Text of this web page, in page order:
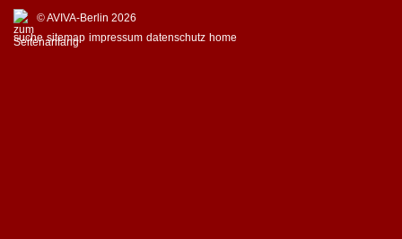
© AVIVA-Berlin 2026
suche sitemap impressum datenschutz home